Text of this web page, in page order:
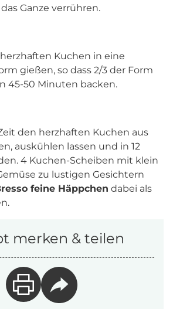
Ganze verrühren.
Kuchen in eine
gießen, so dass 2/3 der Form
45-50 Minuten backen.
den herzhaften Kuchen aus
auskühlen lassen und in 12
4 Kuchen-Scheiben mit klein
zu lustigen Gesichtern
feine Häppchen dabei als
merken & teilen